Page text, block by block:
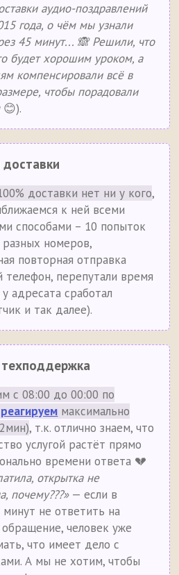
аудио-поздравлений
года, о чём мы узнали
45 минут... 🙈 Решили, что
будет хорошим уроком, а
компенсировали всё в
чтобы порадовали
😊).
доставки
доставки нет ни у кого,
к ней всеми
способами – 10 попыток
разных номеров,
повторная отправка
телефон, перепутали время
адресата сработал
и так далее).
с 08:00 до 00:00 по
реагируем максимально
, т.к. отлично знаем, что
услугой растёт прямо
времени ответа 💔
открытка не
почему???»— если в
минут не ответить на
человек уже
что имеет дело с
А мы не хотим, чтобы